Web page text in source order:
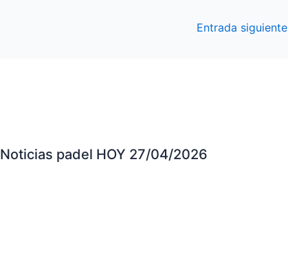
Entrada siguiente
Noticias padel HOY 27/04/2026